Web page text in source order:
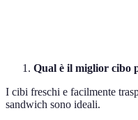
Qual è il miglior cibo
I cibi freschi e facilmente
sandwich sono ideali.